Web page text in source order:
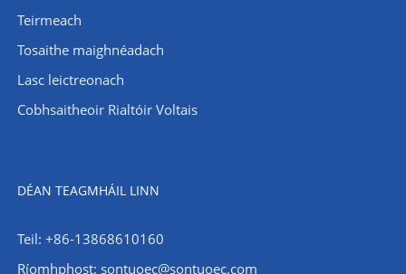
Teirmeach
Tosaithe maighnéadach
Lasc leictreonach
Cobhsaitheoir Rialtóir Voltais
DÉAN TEAGMHÁIL LINN
Teil: +86-13868610160
Ríomhphost: sontuoec@sontuoec.com